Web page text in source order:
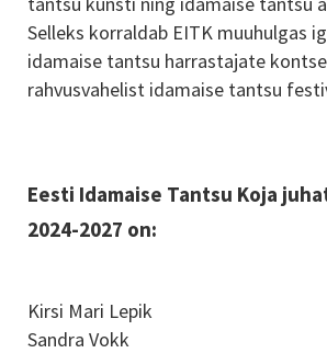
Selleks korraldab EITK muuhulgas
idamaise tantsu harrastajate
rahvusvahelist idamaise tantsu
Eesti Idamaise Tantsu Koja
2024-2027 on:
Kirsi Mari Lepik
Sandra Vokk